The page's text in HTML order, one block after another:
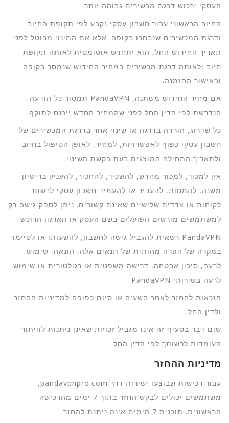
העסקי ירכוש דרגת מכשירים גבוהה יותר.
החיוב הראשוני עבור חשבון עסקי נקבע לפי תקופת החיוב
ודרגת המכשירים שנבחרו בקופה. אלא אם המינוי מבוטל לפני
תאריך החידוש החל, הוא יתחדש אוטומטית לאותה תקופת
חיוב ולאותה דרגת מכשירים במחיר החידוש שנמסר בקופה
ובאישור ההזמנה.
אם מחיר החידוש משתנה, PandaVPN תמסור כל הודעה
הנדרשת לפי הדין החל לפני שהמחיר החדש ייכנס לתוקף.
כל שדרוג, הורדה בדרגה או שינוי אחר בדרגת המכשירים של
חשבון עסקי כפוף לאפשרויות, למחיר, לאופן הטיפול בחיוב
ולתאריך התחילה המוצגים בעת בקשת השינוי.
אין למכור, למכור מחדש, להשכיר, להחכיר, להעניק ברישיון
משנה, להמחות, להעביר או להעמיד חשבון עסקי לרשות
לקוחות או צדדים שלישיים שאינם קשורים. ניתן לספק גישה רק
למשתמשים מורשים הפועלים בשם העסק או הארגון הרוכש.
PandaVPN רשאית להגביל גישה לחשבון, להשעותו או לסיימו
במקרה של הפרה מהותית של תנאים אלה, הונאה, שימוש
לרעה, סיכון אבטחה, דרישה משפטית או רגולטורית או שימוש
לרעה בשירותי PandaVPN.
הזכאות להחזר לאחר השעיה או סיום כפופה למדיניות ההחזר
ולדין החל.
שום דבר בסעיף זה אינו מגביל זכויות שאינן ניתנות לוויתור
העומדות לרשותך לפי הדין החל.
מדיניות ההחזר
עבור רכישות שבוצעו ישירות דרך pandavpnpro.com,
משתמשים יכולים לבקש החזר בתוך 7 ימים מהרכישה
הראשונית. תוכנית 7 הימים אינה ניתנת להחזר.